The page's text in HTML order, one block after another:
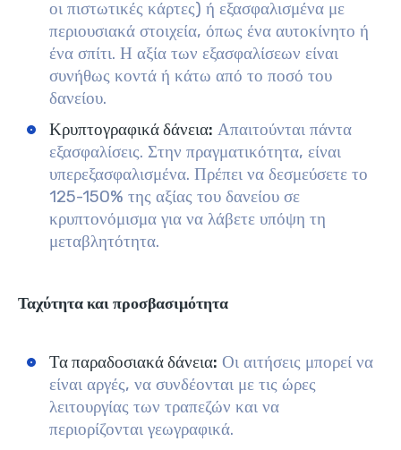
οι πιστωτικές κάρτες) ή εξασφαλισμένα με
περιουσιακά στοιχεία, όπως ένα αυτοκίνητο ή
ένα σπίτι. Η αξία των εξασφαλίσεων είναι
συνήθως κοντά ή κάτω από το ποσό του
δανείου.
Κρυπτογραφικά δάνεια: Απαιτούνται πάντα
εξασφαλίσεις. Στην πραγματικότητα, είναι
υπερεξασφαλισμένα. Πρέπει να δεσμεύσετε το
125-150% της αξίας του δανείου σε
κρυπτονόμισμα για να λάβετε υπόψη τη
μεταβλητότητα.
Ταχύτητα και προσβασιμότητα
Τα παραδοσιακά δάνεια: Οι αιτήσεις μπορεί να
είναι αργές, να συνδέονται με τις ώρες
λειτουργίας των τραπεζών και να
περιορίζονται γεωγραφικά.